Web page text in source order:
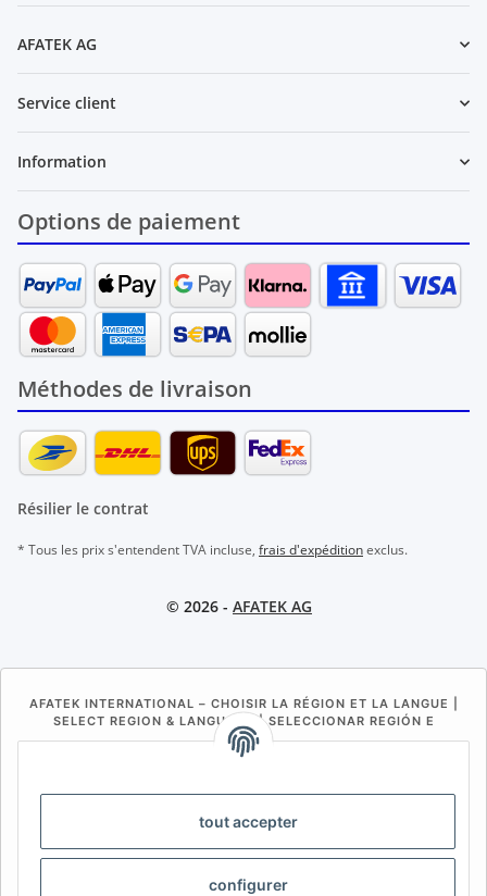
tout accepter
configurer
AFATEK AG
Service client
Information
Options de paiement
Méthodes de livraison
Résilier le contrat
* Tous les prix s'entendent TVA incluse, frais d'expéditionexclus.
© 2026 - AFATEK AG
AFATEK INTERNATIONAL – CHOISIR LA RÉGION ET LA LANGUE |
SELECT REGION & LANGUAGE | SELECCIONAR REGIÓN E
IDIOMA
BE (NL) BE (FR)
FR IT ES DK PL